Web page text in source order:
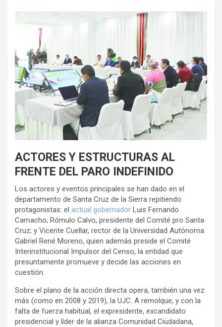
ACTORES Y ESTRUCTURAS AL
FRENTE DEL PARO INDEFINIDO
Los actores y eventos principales se han dado en el
departamento de Santa Cruz de la Sierra repitiendo
protagonistas: el actual gobernador Luis Fernando
Camacho; Rómulo Calvo, presidente del Comité pro Santa
Cruz; y Vicente Cuellar, rector de la Universidad Autónoma
Gabriel René Moreno, quien además preside el Comité
Interinstitucional Impulsor del Censo, la entidad que
presuntamente promueve y decide las acciones en
cuestión.
Sobre el plano de la acción directa opera, también una vez
más (como en 2008 y 2019), la UJC. A remolque, y con la
falta de fuerza habitual, el expresidente, excandidato
presidencial y líder de la alianza Comunidad Ciudadana,